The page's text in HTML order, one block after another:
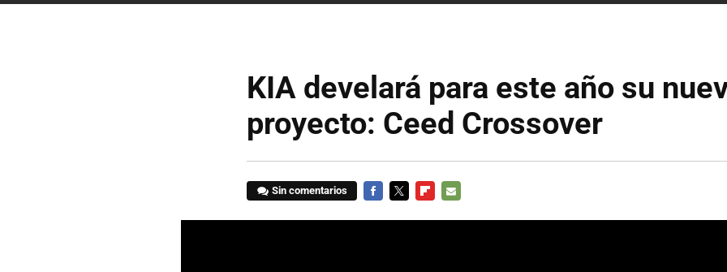
KIA develará para este año su
proyecto: Ceed Crossover
Sin comentarios